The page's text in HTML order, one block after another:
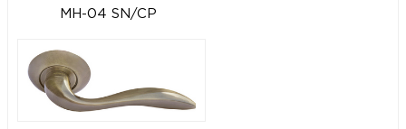
MH-04 SN/CP